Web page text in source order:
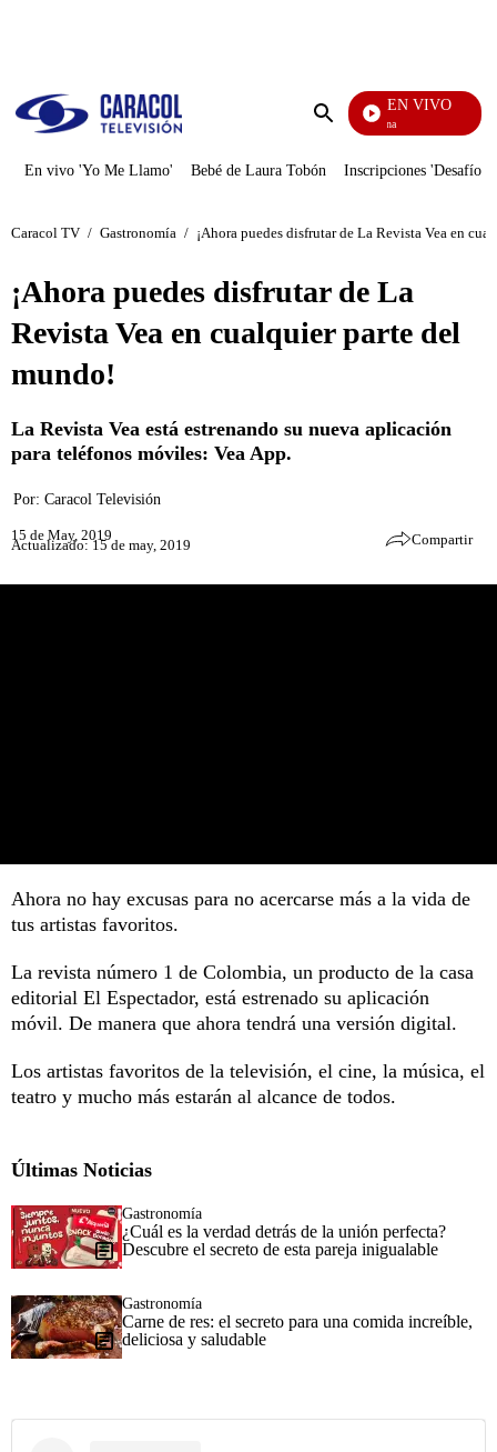
Enviar
EN VIVO
Diario De Diana
En vivo 'Yo Me Llamo' Bebé de Laura Tobón Inscripciones 'Desafío'
Caracol TV / Gastronomía / ¡Ahora puedes disfrutar de La Revista Vea en
¡Ahora puedes disfrutar de La
Revista Vea en cualquier parte del
mundo!
La Revista Vea está estrenando su nueva aplicación
para teléfonos móviles: Vea App.
Por: Caracol Televisión
15 de May, 2019
Actualizado: 15 de may, 2019 Compartir
Ahora no hay excusas para no acercarse más a la vida de
tus artistas favoritos.
La revista número 1 de Colombia, un producto de la casa
editorial El Espectador, está estrenado su aplicación
móvil. De manera que ahora tendrá una versión digital.
Los artistas favoritos de la televisión, el cine, la música, el
teatro y mucho más estarán al alcance de todos.
Últimas Noticias
Gastronomía
¿Cuál es la verdad detrás de la unión perfecta?
Descubre el secreto de esta pareja inigualable
Gastronomía
Carne de res: el secreto para una comida increíble,
deliciosa y saludable